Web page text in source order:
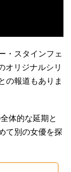
・スタインフェ
オリジナルシリ
の報道もありま
体的な延期と
て別の女優を探